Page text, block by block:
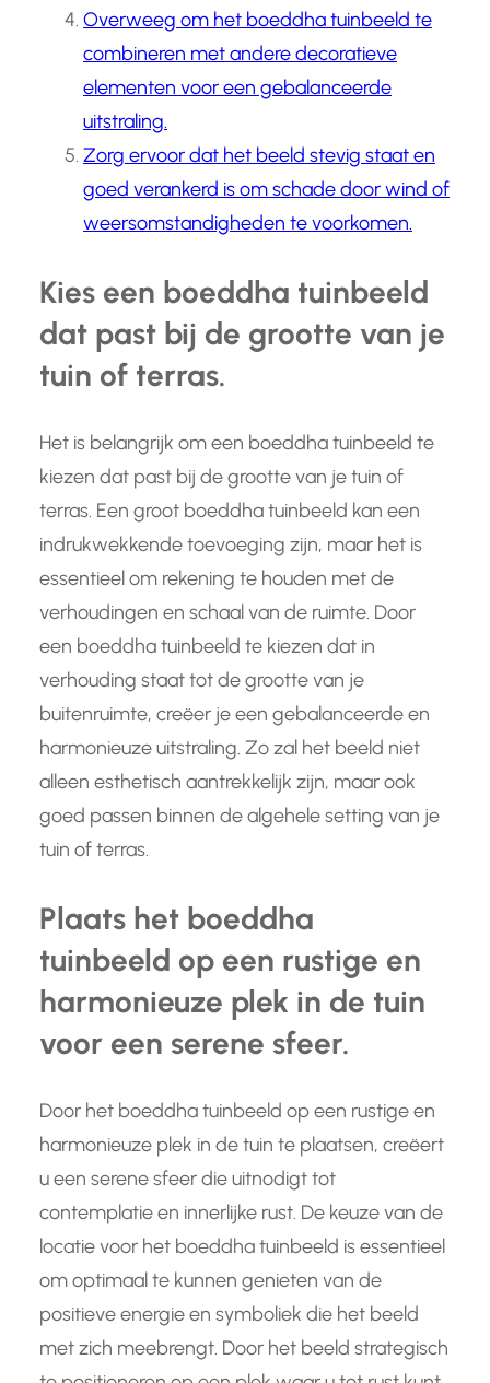
Overweeg om het boeddha tuinbeeld te
combineren met andere decoratieve
elementen voor een gebalanceerde
uitstraling.
Zorg ervoor dat het beeld stevig staat en
goed verankerd is om schade door wind of
weersomstandigheden te voorkomen.
Kies een boeddha tuinbeeld
dat past bij de grootte van je
tuin of terras.
Het is belangrijk om een boeddha tuinbeeld te
kiezen dat past bij de grootte van je tuin of
terras. Een groot boeddha tuinbeeld kan een
indrukwekkende toevoeging zijn, maar het is
essentieel om rekening te houden met de
verhoudingen en schaal van de ruimte. Door
een boeddha tuinbeeld te kiezen dat in
verhouding staat tot de grootte van je
buitenruimte, creëer je een gebalanceerde en
harmonieuze uitstraling. Zo zal het beeld niet
alleen esthetisch aantrekkelijk zijn, maar ook
goed passen binnen de algehele setting van je
tuin of terras.
Plaats het boeddha
tuinbeeld op een rustige en
harmonieuze plek in de tuin
voor een serene sfeer.
Door het boeddha tuinbeeld op een rustige en
harmonieuze plek in de tuin te plaatsen, creëert
u een serene sfeer die uitnodigt tot
contemplatie en innerlijke rust. De keuze van de
locatie voor het boeddha tuinbeeld is essentieel
om optimaal te kunnen genieten van de
positieve energie en symboliek die het beeld
met zich meebrengt. Door het beeld strategisch